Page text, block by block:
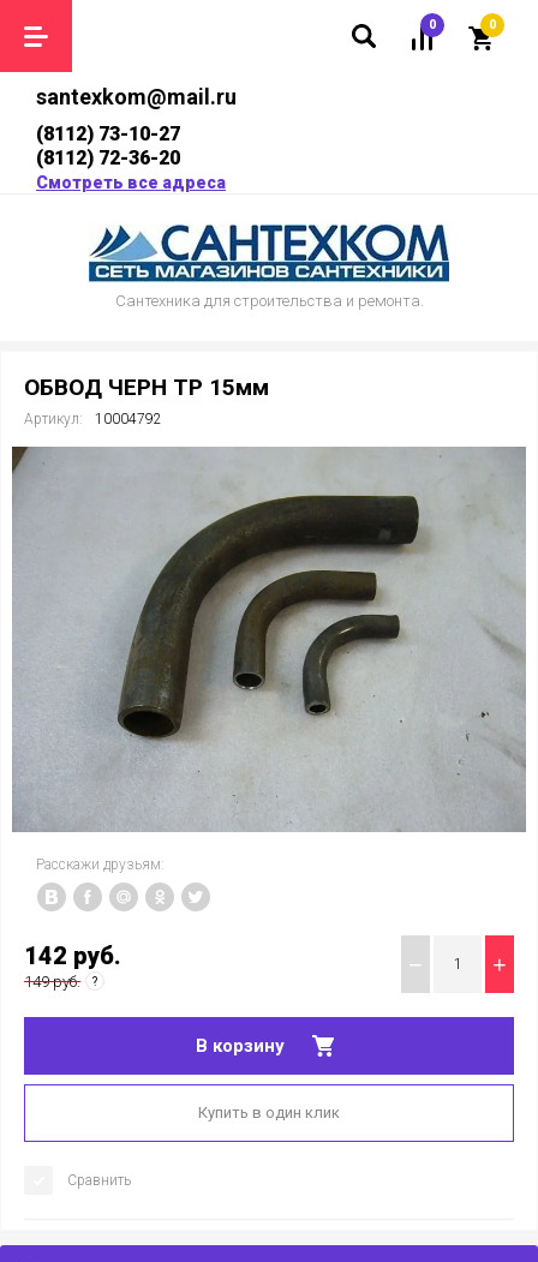
0 0
santexkom@mail.ru
(8112) 73-10-27
(8112) 72-36-20
Смотреть все адреса
Сантехника для строительства и ремонта.
ОБВОД ЧЕРН ТР 15мм
Артикул: 10004792
Расскажи друзьям:
142 руб.
149 руб.
− +
В корзину
Купить в один клик
Сравнить